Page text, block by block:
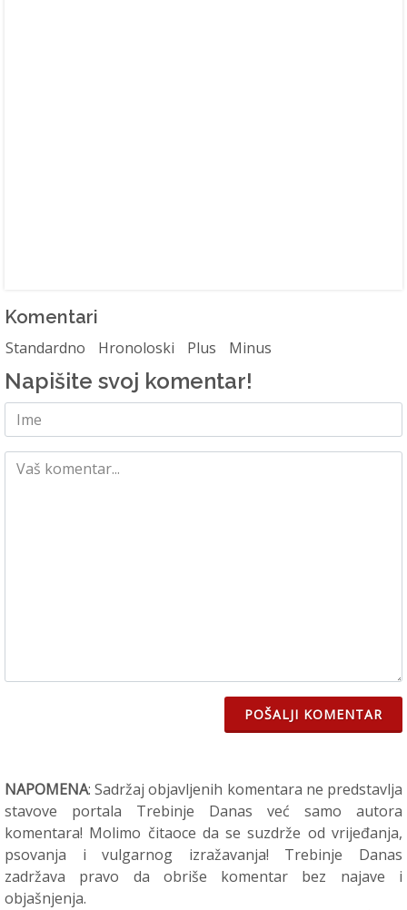
Komentari
Standardno Hronoloski Plus Minus
Napišite svoj komentar!
POŠALJI KOMENTAR
NAPOMENA: Sadržaj objavljenih komentara ne predstavlja
stavove portala Trebinje Danas već samo autora
komentara! Molimo čitaoce da se suzdrže od vrijeđanja,
psovanja i vulgarnog izražavanja! Trebinje Danas
zadržava pravo da obriše komentar bez najave i
objašnjenja.